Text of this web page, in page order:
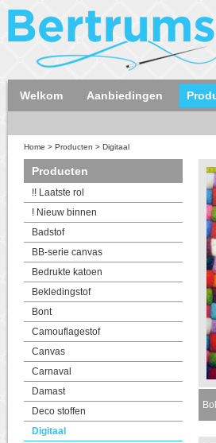
Welkom Aanbiedingen
Home > Producten > Digitaal
Producten
!! Laatste rol
! Nieuw binnen
Badstof
BB-serie canvas
Bedrukte katoen
Bekledingstof
Bont
Camouflagestof
Canvas
Carnaval
Damast
Deco stoffen
Digitaal